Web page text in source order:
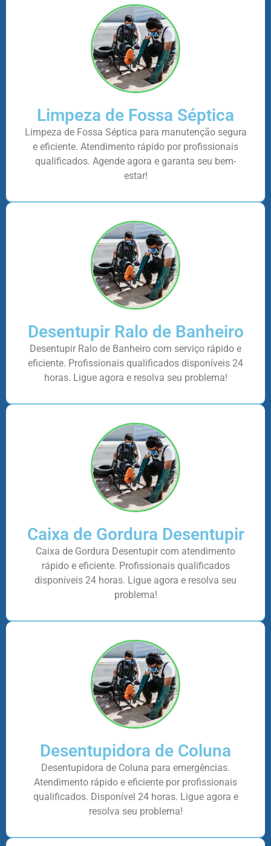
Limpeza de Fossa Séptica
Limpeza de Fossa Séptica para manutenção segura
e eficiente. Atendimento rápido por profissionais
qualificados. Agende agora e garanta seu bem-
estar!
Desentupir Ralo de Banheiro
Desentupir Ralo de Banheiro com serviço rápido e
eficiente. Profissionais qualificados disponíveis 24
horas. Ligue agora e resolva seu problema!
Caixa de Gordura Desentupir
Caixa de Gordura Desentupir com atendimento
rápido e eficiente. Profissionais qualificados
disponíveis 24 horas. Ligue agora e resolva seu
problema!
Desentupidora de Coluna
Desentupidora de Coluna para emergências.
Atendimento rápido e eficiente por profissionais
qualificados. Disponível 24 horas. Ligue agora e
resolva seu problema!